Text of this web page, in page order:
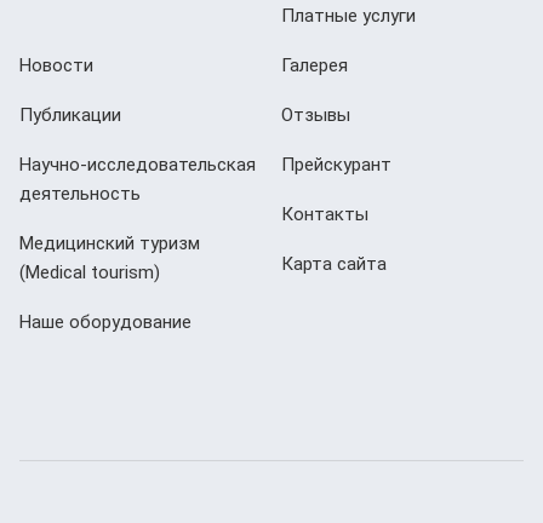
Платные услуги
Новости
Публикации
Научно-исследовательская
деятельность
Медицинский туризм
(Мedical tourism)
Наше оборудование
Галерея
Отзывы
Прейскурант
Контакты
Карта сайта